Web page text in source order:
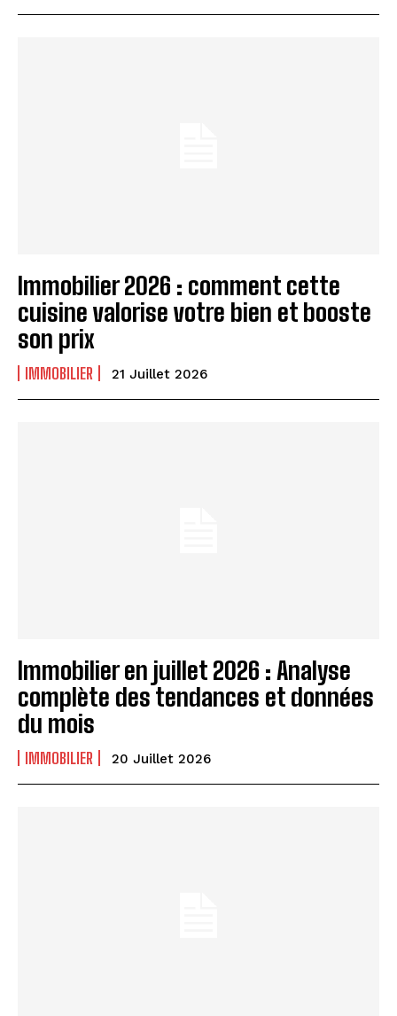
Immobilier 2026 : comment cette
cuisine valorise votre bien et booste
son prix
IMMOBILIER 21 Juillet 2026
Immobilier en juillet 2026 : Analyse
complète des tendances et données
du mois
IMMOBILIER 20 Juillet 2026